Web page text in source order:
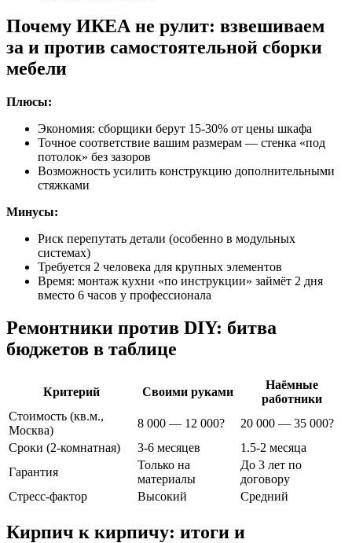
Почему ИКЕА не рулит: взвешиваем
за и против самостоятельной сборки
мебели
Плюсы:
Экономия: сборщики берут 15-30% от цены шкафа
Точное соответствие вашим размерам — стенка «под
потолок» без зазоров
Возможность усилить конструкцию дополнительными
стяжками
Минусы:
Риск перепутать детали (особенно в модульных
системах)
Требуется 2 человека для крупных элементов
Время: монтаж кухни «по инструкции» займёт 2 дня
вместо 6 часов у профессионала
Ремонтники против DIY: битва
бюджетов в таблице
Критерий Своими руками
Наёмные
работники
Стоимость (кв.м.,
Москва)
8 000 — 12 000?
20 000 — 35 000?
Сроки (2-комнатная)
3-6 месяцев
1.5-2 месяца
Гарантия
Только на
материалы
До 3 лет по
договору
Стресс-фактор
Высокий Средний
Кирпич к кирпичу: итоги и